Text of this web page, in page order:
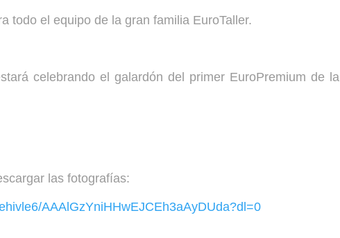
todo el equipo de la gran familia EuroTaller.
celebrando el galardón del primer EuroPremium de la
las fotografías:
AAAlGzYniHHwEJCEh3aAyDUda?dl=0